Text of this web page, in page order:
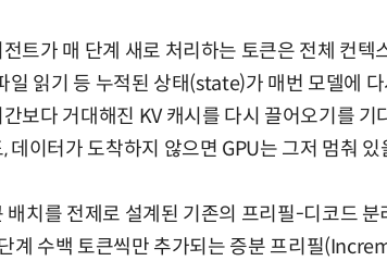
트가 매 단계 새로 처리하는 토큰은 전체 컨텍
일 읽기 등 누적된 상태(state)가 매번 모델에
보다 거대해진 KV 캐시를 다시 끌어오기를
데이터가 도착하지 않으면 GPU는 그저 멈춰 있
배치를 전제로 설계된 기존의 프리필-디코드
계 수백 토큰씩만 추가되는 증분 프리필